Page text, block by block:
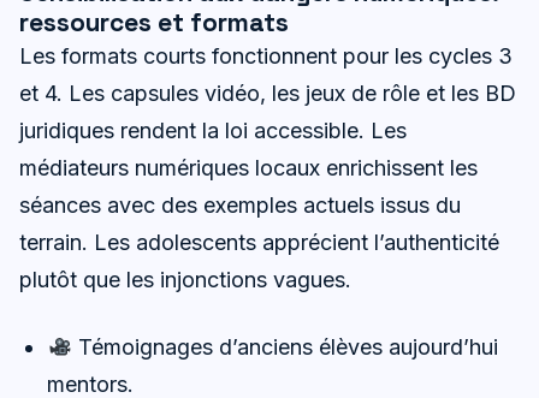
ressources et formats
Les formats courts fonctionnent pour les cycles 3
et 4. Les capsules vidéo, les jeux de rôle et les BD
juridiques rendent la loi accessible. Les
médiateurs numériques locaux enrichissent les
séances avec des exemples actuels issus du
terrain. Les adolescents apprécient l’authenticité
plutôt que les injonctions vagues.
Témoignages d’anciens élèves aujourd’hui
mentors.